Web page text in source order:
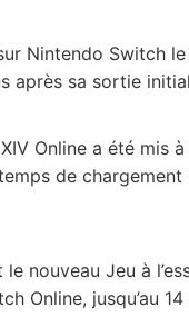
Nintendo Switch
après sa sortie
Online a été mis
de chargement
nouveau Jeu à
Online, jusqu’au